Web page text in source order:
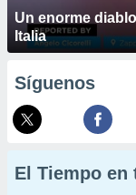
Un enorme
Italia
Síguenos
El Tiempo en